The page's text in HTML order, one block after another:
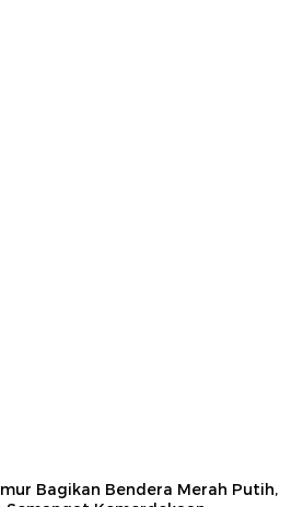
Bagikan Bendera Merah Putih,